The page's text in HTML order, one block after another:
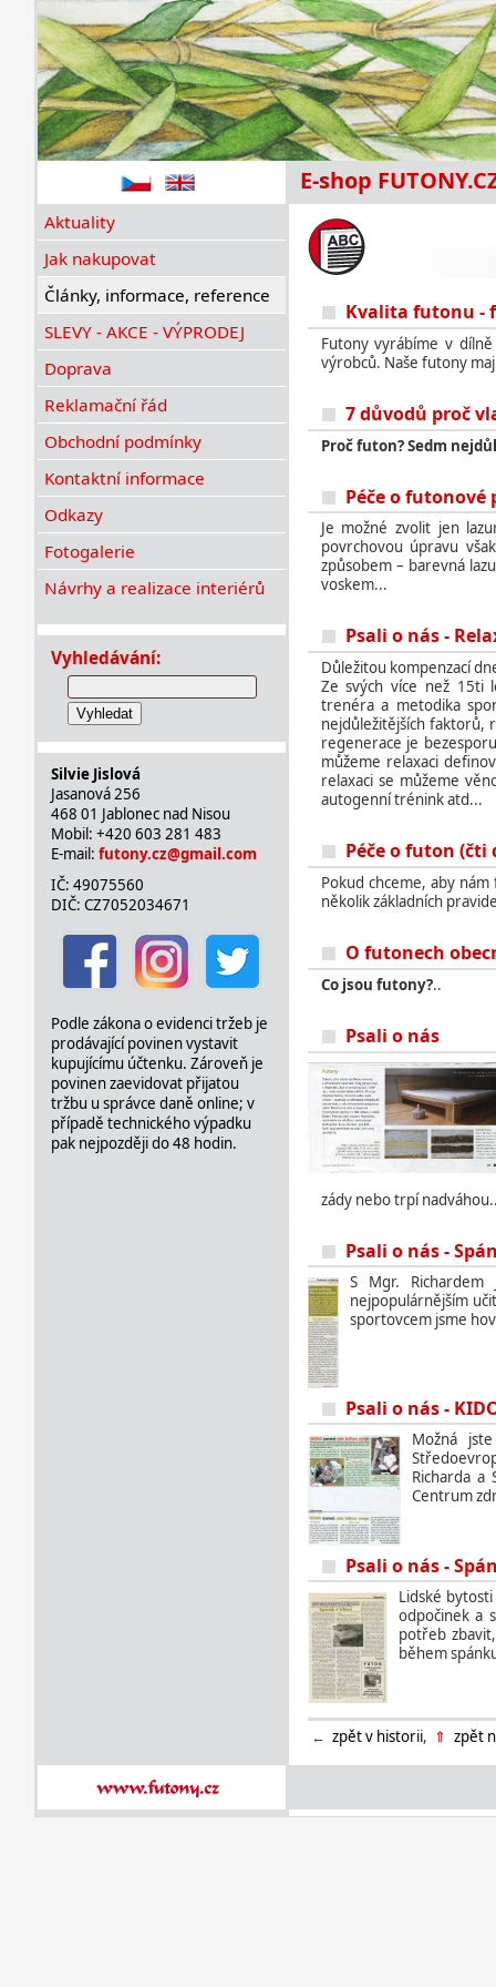
E-shop
Aktuality
Jak nakupovat
Články, informace, reference
SLEVY - AKCE - VÝPRODEJ
Doprava
Reklamační řád
Obchodní podmínky
Kontaktní informace
Odkazy
Fotogalerie
Návrhy a realizace interiérů
Vyhledávání:
Vyhledat
Silvie Jislová
Jasanová 256
468 01 Jablonec nad Nisou
Mobil: +420 603 281 483
E-mail: futony.cz@gmail.com
IČ: 49075560
DIČ: CZ7052034671
Podle zákona o evidenci tržeb je
prodávající povinen vystavit
kupujícímu účtenku. Zároveň je
povinen zaevidovat přijatou
tržbu u správce daně online; v
případě technického výpadku
pak nejpozději do 48 hodin.
Kvalita futonu -
Futony vyrábíme v
výrobců. Naše futony
7 důvodů proč
Proč futon? Sedm
Péče o futonové
Je možné zvolit jen
povrchovou úpravu
způsobem – barevná
voskem...
Psali o nás -
Důležitou kompenzací
Ze svých více než 15ti
trenéra a metodika
nejdůležitějších faktorů,
regenerace je
můžeme relaxaci
relaxaci se můžeme
autogenní trénink atd...
Péče o futon (čti
Pokud chceme, aby
několik základních
O futonech
Co jsou futony?..
Psali o nás
zády nebo trpí
Psali o nás -
S Mgr. Richardem
nejpopulárnějším
sportovcem jsme
Psali o nás -
Možná
Richarda a
Centrum
Psali o nás -
Lidské
odpočinek a
potřeb
během
← zpět v historii, ⇑ zpět